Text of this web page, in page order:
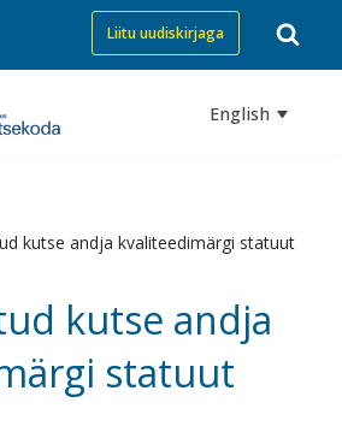
Liitu uudiskirjaga
English
kutse andja kvaliteedimärgi statuut
kutse andja
statuut